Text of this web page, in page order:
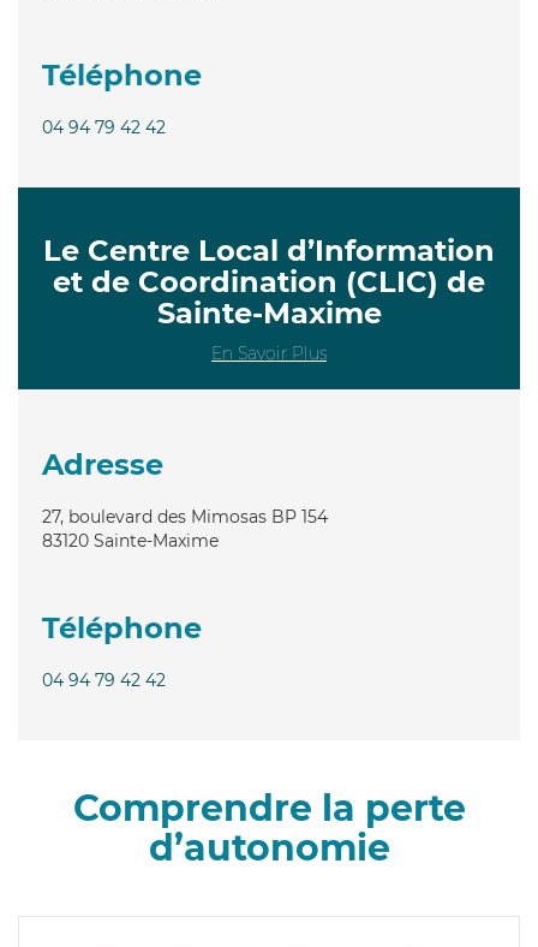
Téléphone
04 94 79 42 42
Le Centre Local d’Information
et de Coordination (CLIC) de
Sainte-Maxime
En Savoir Plus
Adresse
27, boulevard des Mimosas BP 154
83120 Sainte-Maxime
Téléphone
04 94 79 42 42
Comprendre la perte
d’autonomie